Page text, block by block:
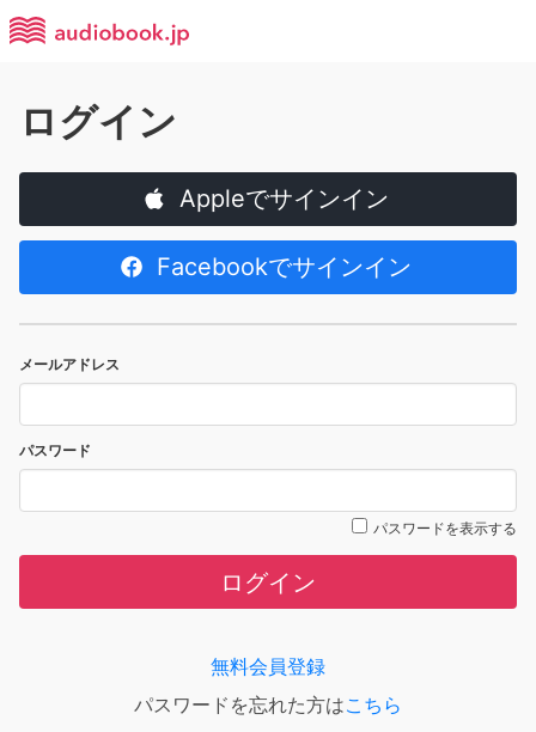
ログイン
Appleでサインイン
Facebookでサインイン
メールアドレス
パスワード
パスワードを表示する
ログイン
無料会員登録
パスワードを忘れた方はこちら